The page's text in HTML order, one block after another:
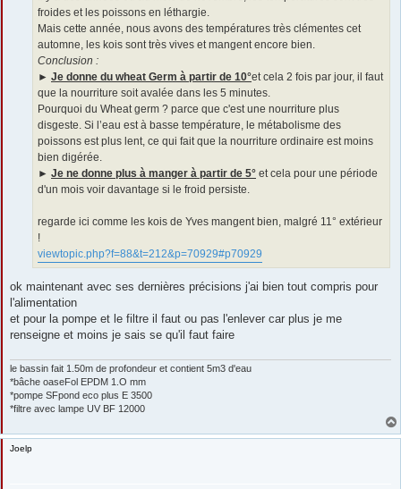
froides et les poissons en léthargie.
Mais cette année, nous avons des températures très clémentes cet
automne, les kois sont très vives et mangent encore bien.
Conclusion :
► Je donne du wheat Germ à partir de 10°et cela 2 fois par jour, il faut
que la nourriture soit avalée dans les 5 minutes.
Pourquoi du Wheat germ ? parce que c'est une nourriture plus
disgeste. Si l’eau est à basse température, le métabolisme des
poissons est plus lent, ce qui fait que la nourriture ordinaire est moins
bien digérée.
► Je ne donne plus à manger à partir de 5° et cela pour une période
d'un mois voir davantage si le froid persiste.
regarde ici comme les kois de Yves mangent bien, malgré 11° extérieur
!
viewtopic.php?f=88&t=212&p=70929#p70929
ok maintenant avec ses dernières précisions j'ai bien tout compris pour
l'alimentation
et pour la pompe et le filtre il faut ou pas l'enlever car plus je me
renseigne et moins je sais se qu'il faut faire
le bassin fait 1.50m de profondeur et contient 5m3 d'eau
*bâche oaseFol EPDM 1.O mm
*pompe SFpond eco plus E 3500
*filtre avec lampe UV BF 12000
Joelp